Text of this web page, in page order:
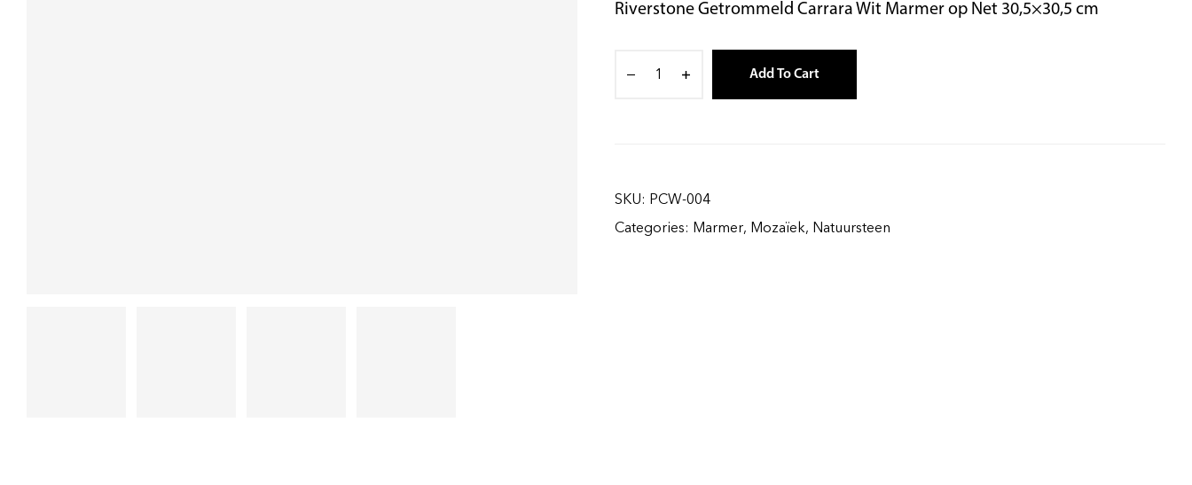
Riverstone Getrommeld Carrara Wit Marmer op Net 30,5×30,5 cm
Add To Cart
SKU: PCW-004
Categories: Marmer, Mozaïek, Natuursteen